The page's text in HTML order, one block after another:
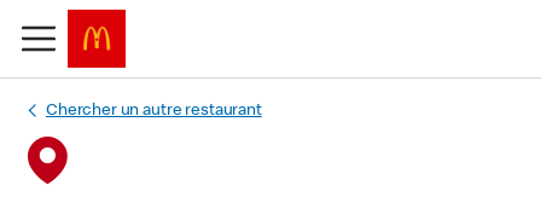
Chercher un autre restaurant